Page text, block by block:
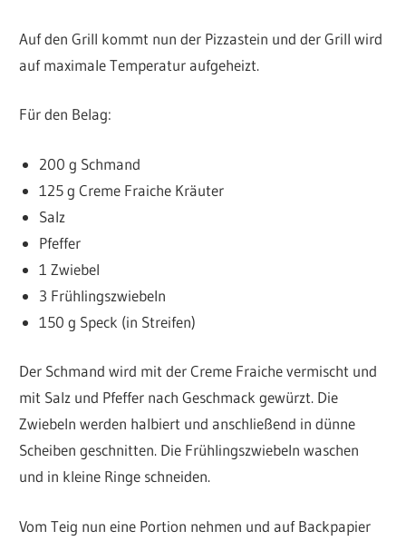
Auf den Grill kommt nun der Pizzastein und der Grill wird
auf maximale Temperatur aufgeheizt.
Für den Belag:
200 g Schmand
125 g Creme Fraiche Kräuter
Salz
Pfeffer
1 Zwiebel
3 Frühlingszwiebeln
150 g Speck (in Streifen)
Der Schmand wird mit der Creme Fraiche vermischt und
mit Salz und Pfeffer nach Geschmack gewürzt. Die
Zwiebeln werden halbiert und anschließend in dünne
Scheiben geschnitten. Die Frühlingszwiebeln waschen
und in kleine Ringe schneiden.
Vom Teig nun eine Portion nehmen und auf Backpapier